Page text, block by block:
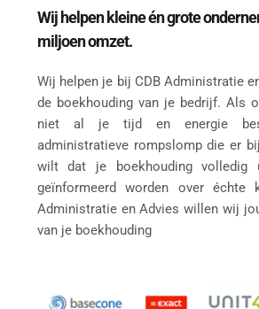
Wij helpen kleine én grote
miljoen omzet.
Wij helpen je bij CDB Administratie
de boekhouding van je bedrijf. Als
niet al je tijd en energie
administratieve rompslomp die er
wilt dat je boekhouding volledig
geïnformeerd worden over échte
Administratie en Advies willen wij
van je boekhouding